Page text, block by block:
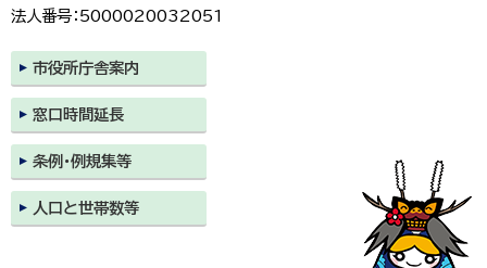
法人番号：5000020032051
市役所庁舎案内
窓口時間延長
条例・例規集等
人口と世帯数等